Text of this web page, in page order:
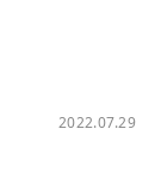
2022.07.29